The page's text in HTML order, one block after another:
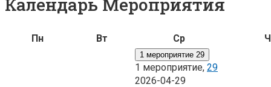
ПнПонедельник
ВтВторник СрСреда
1 мероприятие 29
1 мероприятие, 29
2026-04-29